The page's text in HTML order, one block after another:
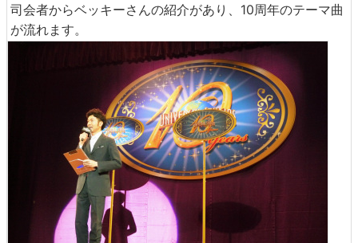
司会者からベッキーさんの紹介があり、10周年のテーマ曲
が流れます。